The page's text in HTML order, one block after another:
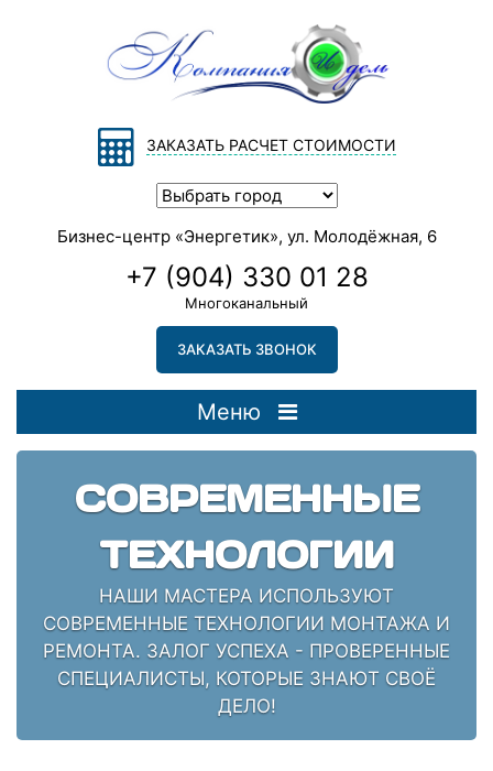
ЗАКАЗАТЬ РАСЧЕТ СТОИМОСТИ
Бизнес-центр «Энергетик», ул. Молодёжная, 6
+7 (904) 330 01 28
Многоканальный
ЗАКАЗАТЬ ЗВОНОК
Меню
СОВРЕМЕННЫЕ
ТЕХНОЛОГИИ
НАШИ МАСТЕРА ИСПОЛЬЗУЮТ
СОВРЕМЕННЫЕ ТЕХНОЛОГИИ МОНТАЖА И
РЕМОНТА. ЗАЛОГ УСПЕХА - ПРОВЕРЕННЫЕ
СПЕЦИАЛИСТЫ, КОТОРЫЕ ЗНАЮТ СВОЁ
ДЕЛО!